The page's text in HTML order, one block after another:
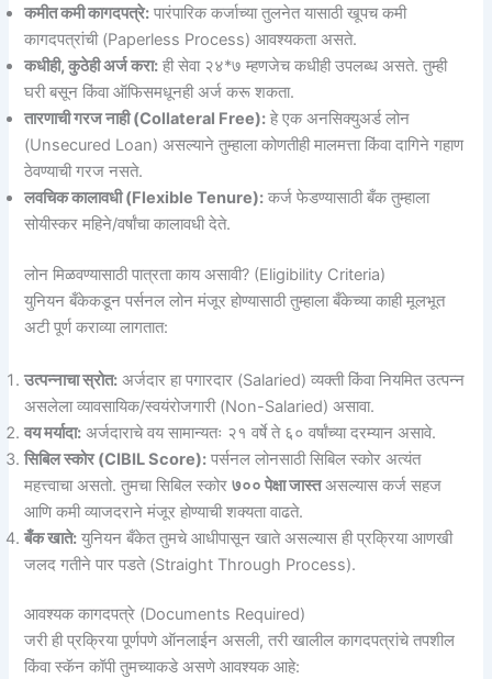
कमीत कमी कागदपत्रे: पारंपारिक कर्जाच्या तुलनेत यासाठी खूपच कमी
कागदपत्रांची (Paperless Process) आवश्यकता असते.
कधीही, कुठेही अर्ज करा: ही सेवा २४*७ म्हणजेच कधीही उपलब्ध असते. तुम्ही
घरी बसून किंवा ऑफिसमधूनही अर्ज करू शकता.
तारणाची गरज नाही (Collateral Free): हे एक अनसिक्युअर्ड लोन
(Unsecured Loan) असल्याने तुम्हाला कोणतीही मालमत्ता किंवा दागिने गहाण
ठेवण्याची गरज नसते.
लवचिक कालावधी (Flexible Tenure): कर्ज फेडण्यासाठी बँक तुम्हाला
सोयीस्कर महिने/वर्षांचा कालावधी देते.
लोन मिळवण्यासाठी पात्रता काय असावी? (Eligibility Criteria)
युनियन बँकेकडून पर्सनल लोन मंजूर होण्यासाठी तुम्हाला बँकेच्या काही मूलभूत
अटी पूर्ण कराव्या लागतात:
उत्पन्नाचा स्रोत: अर्जदार हा पगारदार (Salaried) व्यक्ती किंवा नियमित उत्पन्न
असलेला व्यावसायिक/स्वयंरोजगारी (Non-Salaried) असावा.
वय मर्यादा: अर्जदाराचे वय सामान्यतः २१ वर्षे ते ६० वर्षांच्या दरम्यान असावे.
सिबिल स्कोर (CIBIL Score): पर्सनल लोनसाठी सिबिल स्कोर अत्यंत
महत्त्वाचा असतो. तुमचा सिबिल स्कोर७०० पेक्षा जास्तअसल्यास कर्ज सहज
आणि कमी व्याजदराने मंजूर होण्याची शक्यता वाढते.
बँक खाते: युनियन बँकेत तुमचे आधीपासून खाते असल्यास ही प्रक्रिया आणखी
जलद गतीने पार पडते (Straight Through Process).
आवश्यक कागदपत्रे (Documents Required)
जरी ही प्रक्रिया पूर्णपणे ऑनलाईन असली, तरी खालील कागदपत्रांचे तपशील
किंवा स्कॅन कॉपी तुमच्याकडे असणे आवश्यक आहे: